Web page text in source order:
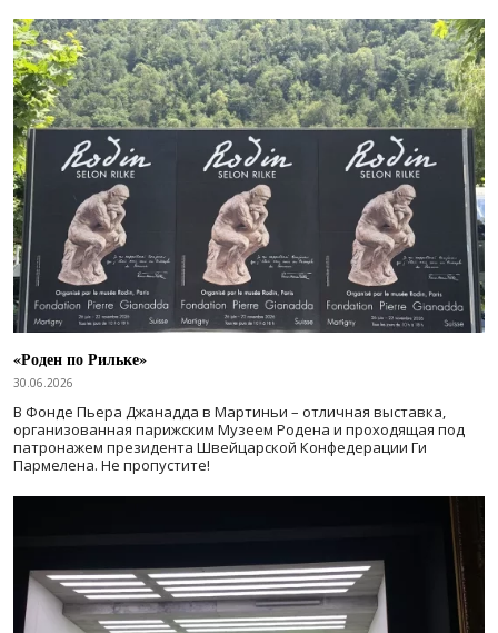
«Роден по Рильке»
30.06.2026
В Фонде Пьера Джанадда в Мартиньи – отличная выставка,
организованная парижским Музеем Родена и проходящая под
патронажем президента Швейцарской Конфедерации Ги
Пармелена. Не пропустите!